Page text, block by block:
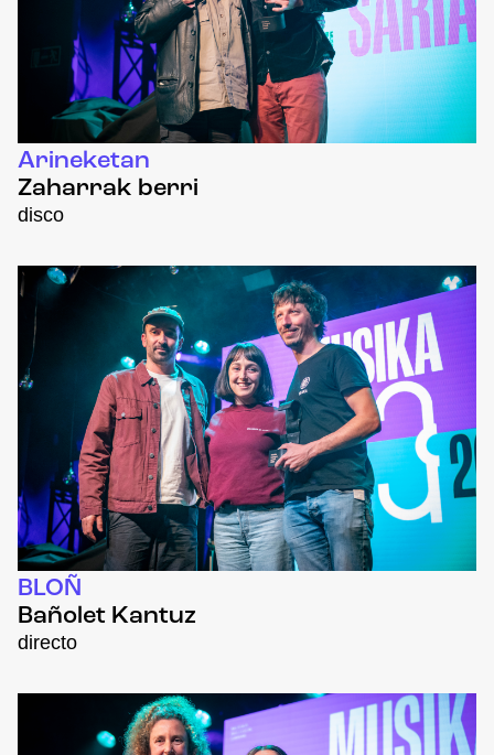
Arineketan
Zaharrak berri
disco
BLOÑ
Bañolet Kantuz
directo